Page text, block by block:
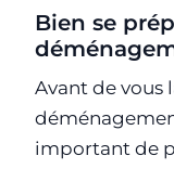
Bien se
Avant de vous
important de